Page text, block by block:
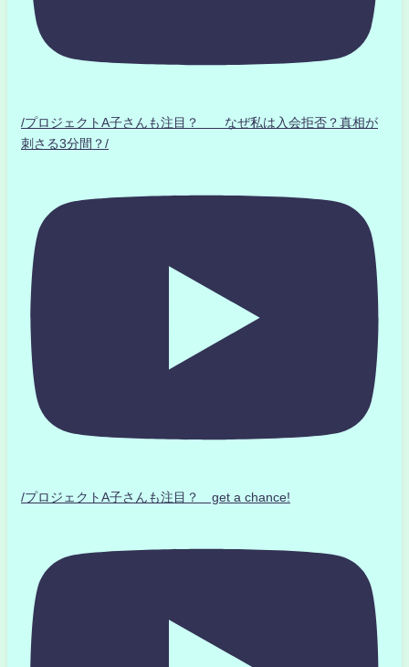
/プロジェクトA子さんも注目？ なぜ私は入会拒否？真相が
刺さる3分間？/
/プロジェクトA子さんも注目？ get a chance!